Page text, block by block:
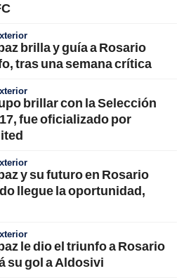
brilla y guía a Rosario
tras una semana crítica
brillar con la Selección
fue oficializado por
y su futuro en Rosario
llegue la oportunidad,
le dio el triunfo a Rosario
su gol a Aldosivi